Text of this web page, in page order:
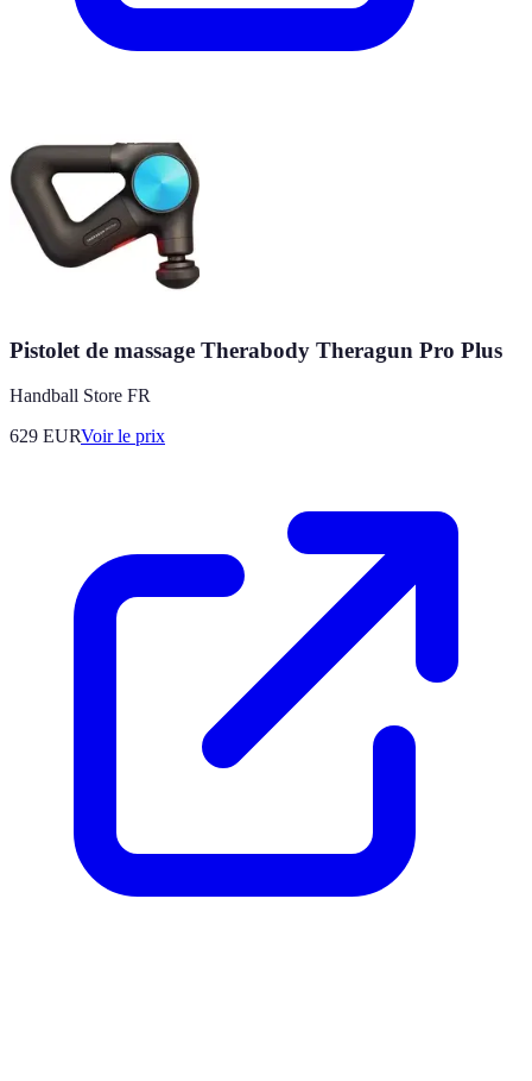
Pistolet de massage Therabody Theragun Pro Plus
Handball Store FR
629 EURVoir le prix